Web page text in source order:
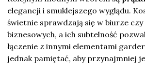
elegancji i smuklejszego wyglądu.
świetnie sprawdzają się w biurze
biznesowych, a ich subtelność
łączenie z innymi elementami
jednak pamiętać, aby przynajmniej